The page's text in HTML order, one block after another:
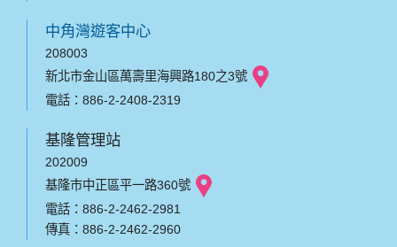
中角灣遊客中心
208003
新北市金山區萬壽里海興路180之3號
電話：886-2-2408-2319
基隆管理站
202009
基隆市中正區平一路360號
電話：886-2-2462-2981
傳真：886-2-2462-2960